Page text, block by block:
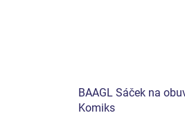
BAAGL Sáček na
Komiks